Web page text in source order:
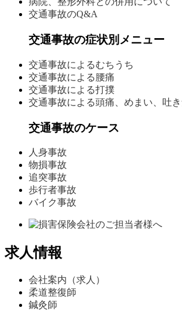
交通事故のQ&A
交通事故の症状別メニュー
交通事故によるむちうち
交通事故による腰痛
交通事故による打撲
交通事故による頭痛、めまい、吐
交通事故のケース
人身事故
物損事故
追突事故
歩行者事故
バイク事故
求人情報
会社案内（求人）
柔道整復師
鍼灸師